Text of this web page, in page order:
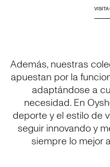
VISITA
Además, nuestras
apuestan por la
adaptándose a
necesidad. En
deporte y el estilo de
seguir innovando y
siempre lo mejor